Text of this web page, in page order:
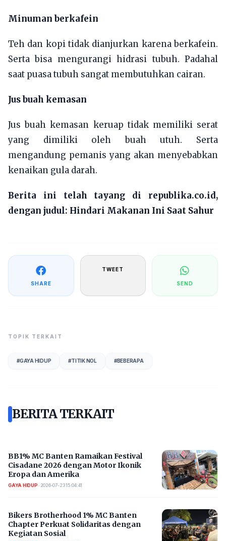
Minuman berkafein
Teh dan kopi tidak dianjurkan karena berkafein.
Serta bisa mengurangi hidrasi tubuh. Padahal
saat puasa tubuh sangat membutuhkan cairan.
Jus buah kemasan
Jus buah kemasan keruap tidak memiliki serat
yang dimiliki oleh buah utuh. Serta
mengandung pemanis yang akan menyebabkan
kenaikan gula darah.
Berita ini telah tayang di republika.co.id,
dengan judul: Hindari Makanan Ini Saat Sahur
SHARE
TWEET
SEND
TOPIK TERKAIT
#GAYA HIDUP #TITIK NOL #BEBERAPA
BERITA TERKAIT
BB1% MC Banten Ramaikan Festival
Cisadane 2026 dengan Motor Ikonik
Eropa dan Amerika
GAYA HIDUP• 2026-07-23 15:04:41
Bikers Brotherhood 1% MC Banten
Chapter Perkuat Solidaritas dengan
Kegiatan Sosial